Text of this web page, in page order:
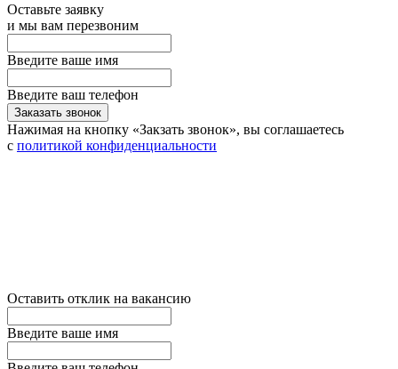
Оставьте заявку
и мы вам перезвоним
Введите ваше имя
Введите ваш телефон
Заказать звонок
Нажимая на кнопку «Закзать звонок», вы соглашаетесь
с политикой конфиденциальности
Оставить отклик на вакансию
Введите ваше имя